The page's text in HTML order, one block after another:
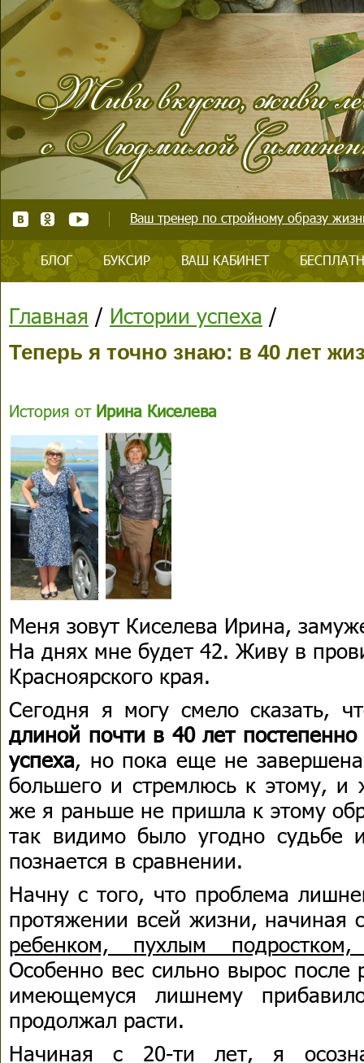
Ваш тренер по стройному образу
БЛОГ БУКСИР ВАШ КАБИНЕТ
Главная / Истории успеха /
Теперь я точно знаю: в 40 лет
История от Ирина Киселева
Меня зовут Киселева Ирина,
На днях мне будет 42. Живу в
Красноярского края.
Сегодня я могу смело сказать,
длиной почти в 40 лет
успеха, но пока еще не
большего и стремлюсь к этому,
же я раньше не пришла к этому
так видимо было угодно судьбе
познается в сравнении.
Начну с того, что проблема
протяжении всей жизни, начиная
ребенком, пухлым
Особенно вес сильно вырос
имеющемуся лишнему
продолжал расти.
Начиная с 20-ти лет, я